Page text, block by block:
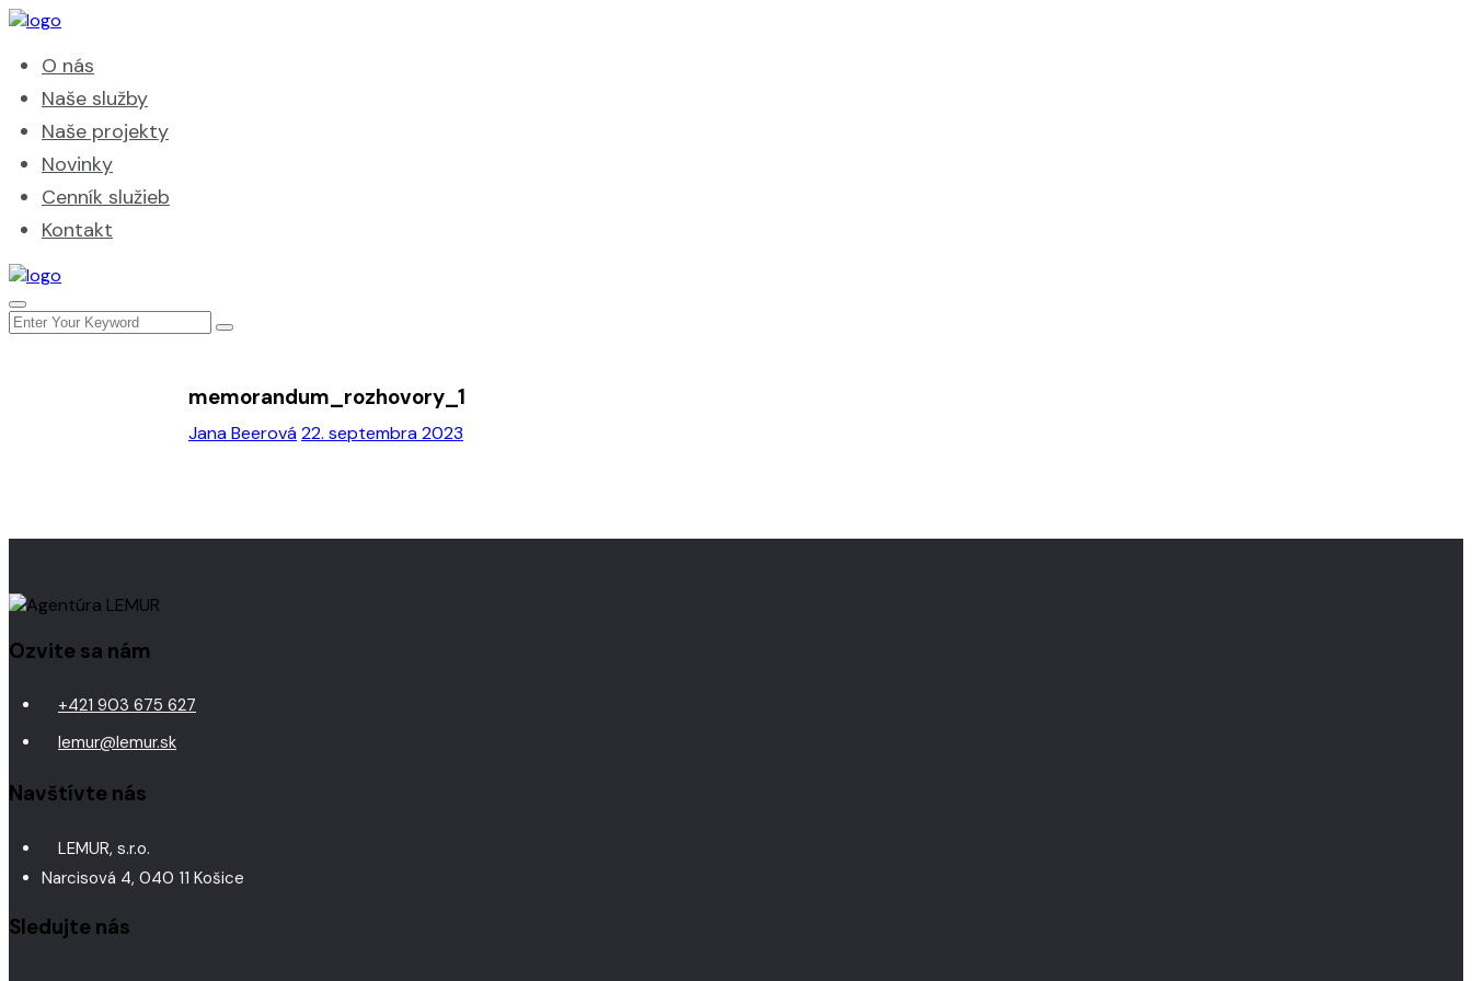
O nás
Naše služby
Naše projekty
Novinky
Cenník služieb
Kontakt
Jana Beerová22. septembra 2023
memorandum_rozhovory_1
Ozvite sa nám
+421 903 675 627
lemur@lemur.sk
Navštívte nás
LEMUR, s.r.o.
Narcisová 4, 040 11 Košice
Sledujte nás